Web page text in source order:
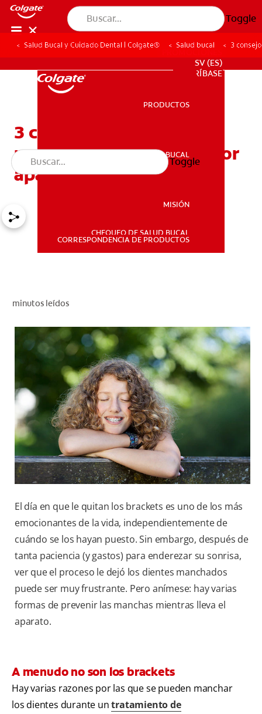
Toggle
SALUD BUCAL
PROMOCIONES
SV (ES)
SUSCRÍBASE
SV (ES)
SUSCRÍBASE
PRODUCTOS
SALUD BUCAL
MISIÓN
CHEQUEO DE SALUD BUCAL
CORRESPONDENCIA DE PRODUCTOS
Toggle
Salud Bucal y Cuidado Dental | Colgate® Salud bucal 3
3 consejos para prevenir
manchas en los dientes por
aparatos de ortodoncia
minutos leídos
El día en que le quitan los brackets es uno de los más
emocionantes de la vida, independientemente de
cuándo se los hayan puesto. Sin embargo, después de
tanta paciencia (y gastos) para enderezar su sonrisa,
ver que el proceso le dejó los dientes manchados
puede ser muy frustrante. Pero anímese: hay varias
formas de prevenir las manchas mientras lleva el
aparato.
A menudo no son los brackets
Hay varias razones por las que se pueden manchar
los dientes durante untratamiento de